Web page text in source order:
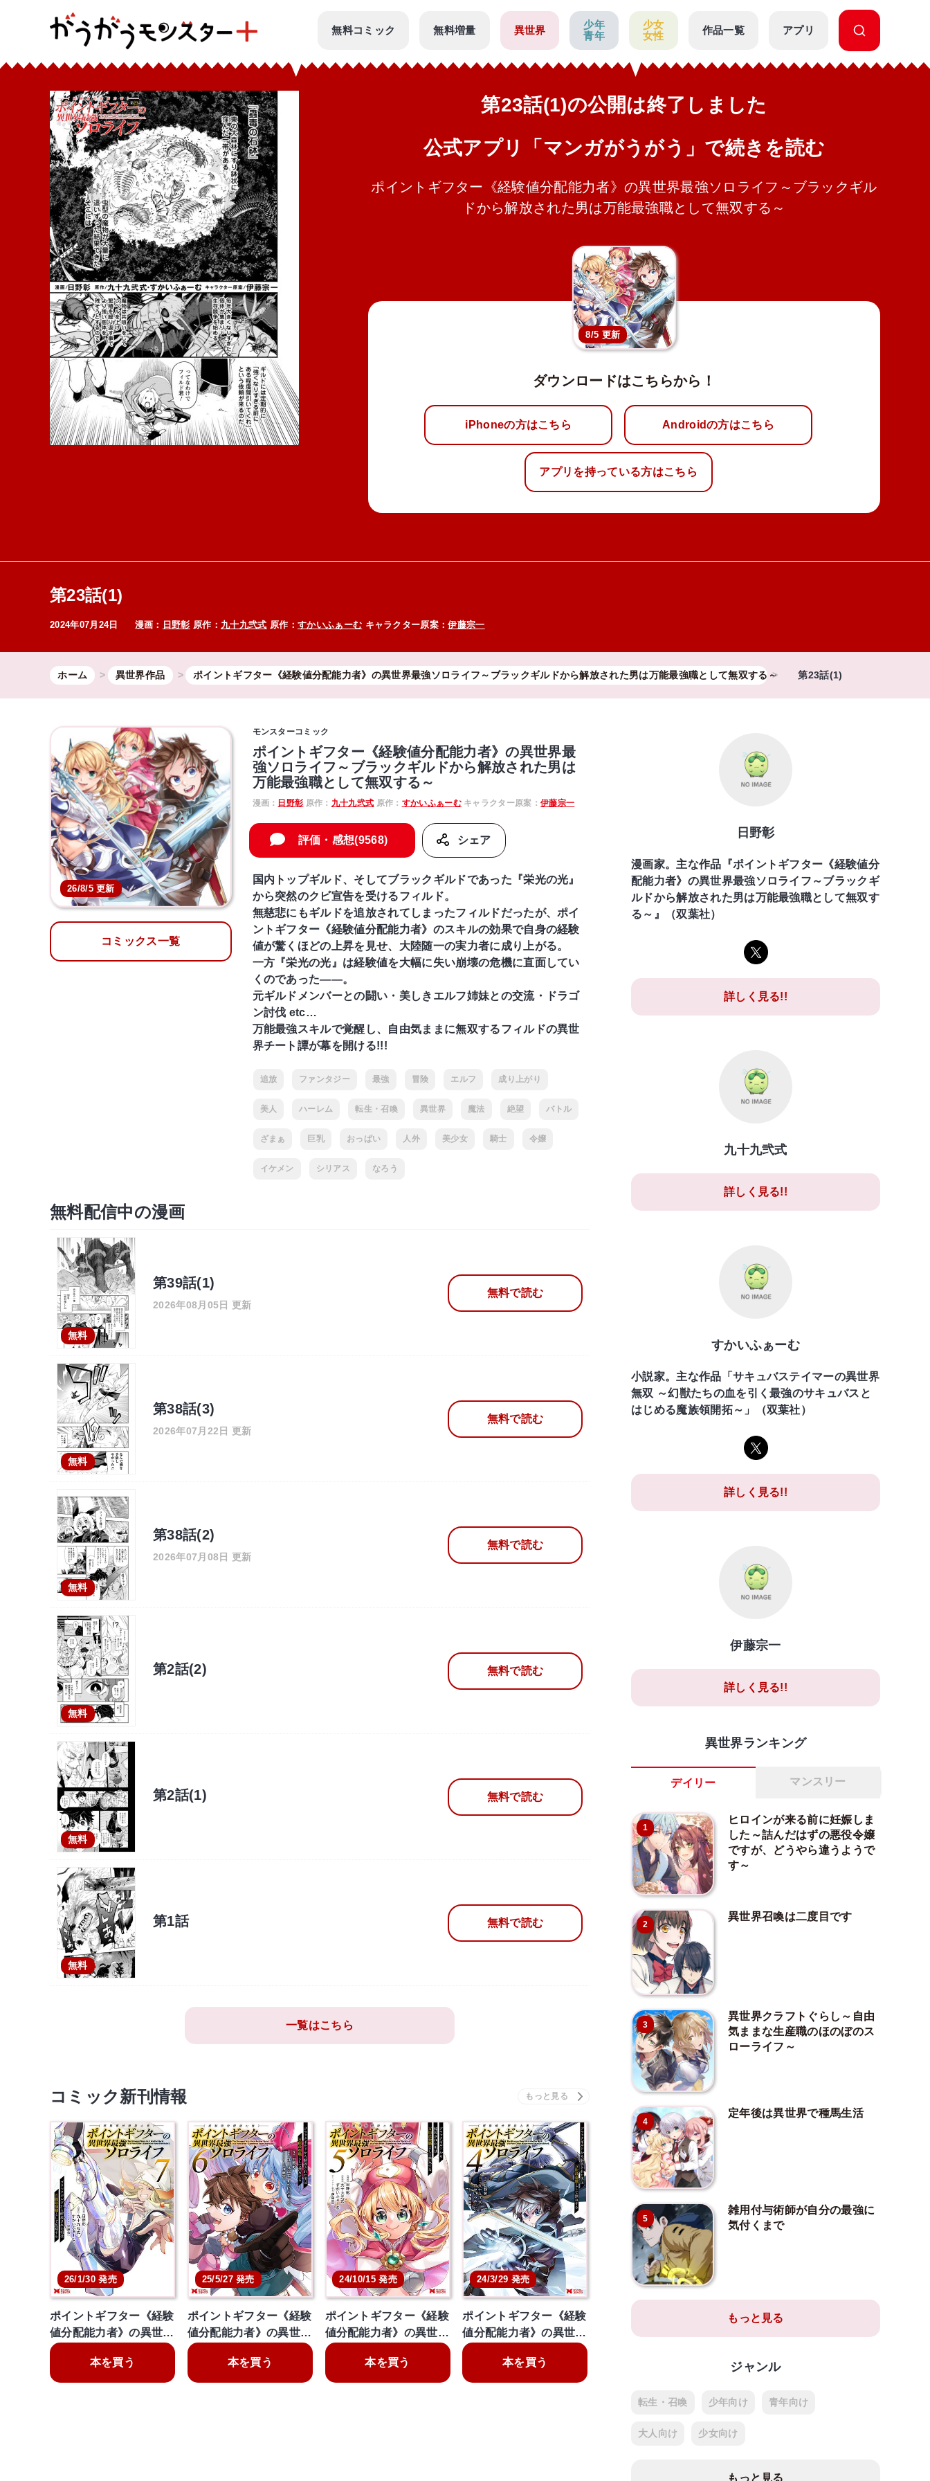
無料コミック 無料増量 異世界
少年
青年
少女
女性
作品一覧 アプリ
第23話(1)の公開は終了しました
公式アプリ「マンガがうがう」で続きを読む
ポイントギフター《経験値分配能力者》の異世界最強ソロライフ～ブラックギル
ドから解放された男は万能最強職として無双する～
8/5 更新
ダウンロードはこちらから！
iPhoneの方はこちら Androidの方はこちら
アプリを持っている方はこちら
第23話(1)
2024年07月24日 漫画： 日野彰 原作： 九十九弐式 原作： すかいふぁーむ キャラクター原案：伊藤宗一
ホーム 異世界作品 ポイントギフター《経験値分配能力者》の異世界最強ソロライフ～ブラックギルドから解放された男は万能最強職として無双する～ 第23話(1)
26/8/5 更新
コミックス一覧
モンスターコミック
ポイントギフター《経験値分配能力者》の異世界最
強ソロライフ～ブラックギルドから解放された男は
万能最強職として無双する～
漫画： 日野彰 原作： 九十九弐式 原作： すかいふぁーむキャラクター原案：伊藤宗一
評価・感想(9568) シェア
国内トップギルド、そしてブラックギルドであった『栄光の光』
から突然のクビ宣告を受けるフィルド。
無慈悲にもギルドを追放されてしまったフィルドだったが、ポイ
ントギフター《経験値分配能力者》のスキルの効果で自身の経験
値が驚くほどの上昇を見せ、大陸随一の実力者に成り上がる。
一方『栄光の光』は経験値を大幅に失い崩壊の危機に直面してい
くのであった――。
元ギルドメンバーとの闘い・美しきエルフ姉妹との交流・ドラゴ
ン討伐 etc…
万能最強スキルで覚醒し、自由気ままに無双するフィルドの異世
界チート譚が幕を開ける!!!
追放 ファンタジー 最強 冒険 エルフ 成り上がり
美人 ハーレム 転生・召喚 異世界 魔法 絶望 バトル
ざまぁ 巨乳 おっぱい 人外 美少女 騎士 令嬢
イケメン シリアス なろう
無料配信中の漫画
無料
第39話(1)
2026年08月05日 更新
無料で読む
無料
第38話(3)
2026年07月22日 更新
無料で読む
無料
第38話(2)
2026年07月08日 更新
無料で読む
無料
第2話(2) 無料で読む
無料
第2話(1) 無料で読む
無料
第1話 無料で読む
一覧はこちら
コミック新刊情報
26/1/30 発売
ポイントギフター《経験
値分配能力者》の異世…
本を買う
25/5/27 発売
ポイントギフター《経験
値分配能力者》の異世…
本を買う
24/10/15 発売
ポイントギフター《経験
値分配能力者》の異世…
本を買う
24/3/29 発売
ポイントギフター《経験
値分配能力者》の異世…
本を買う
日野彰
漫画家。主な作品『ポイントギフター《経験値分
配能力者》の異世界最強ソロライフ～ブラックギ
ルドから解放された男は万能最強職として無双す
る～』（双葉社）
詳しく見る!!
九十九弐式
詳しく見る!!
すかいふぁーむ
小説家。主な作品「サキュバステイマーの異世界
無双 ～幻獣たちの血を引く最強のサキュバスと
はじめる魔族領開拓～」（双葉社）
詳しく見る!!
伊藤宗一
詳しく見る!!
異世界ランキング
デイリー マンスリー
1
ヒロインが来る前に妊娠しま
した～詰んだはずの悪役令嬢
ですが、どうやら違うようで
す～
2
異世界召喚は二度目です
3
異世界クラフトぐらし～自由
気ままな生産職のほのぼのス
ローライフ～
4
定年後は異世界で種馬生活
5
雑用付与術師が自分の最強に
気付くまで
もっと見る
ジャンル
転生・召喚 少年向け 青年向け
大人向け 少女向け
もっと見る